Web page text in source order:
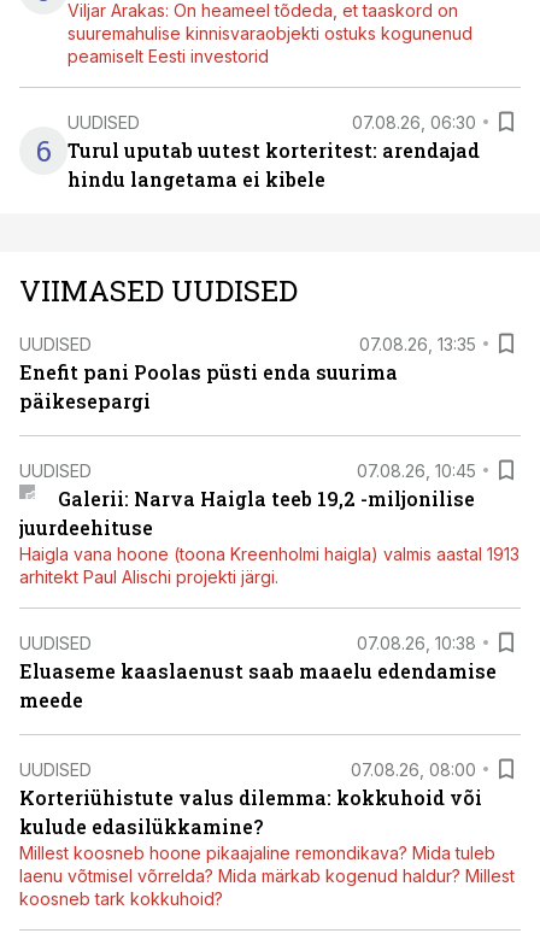
Viljar Arakas: On heameel tõdeda, et taaskord on
suuremahulise kinnisvaraobjekti ostuks kogunenud
peamiselt Eesti investorid
6
UUDISED 07.08.26, 06:30
Turul uputab uutest korteritest: arendajad
hindu langetama ei kibele
VIIMASED UUDISED
UUDISED 07.08.26, 13:35
Enefit pani Poolas püsti enda suurima
päikesepargi
UUDISED 07.08.26, 10:45
Galerii: Narva Haigla teeb 19,2 -miljonilise
juurdeehituse
Haigla vana hoone (toona Kreenholmi haigla) valmis aastal 1913
arhitekt Paul Alischi projekti järgi.
UUDISED 07.08.26, 10:38
Eluaseme kaaslaenust saab maaelu edendamise
meede
UUDISED 07.08.26, 08:00
Korteriühistute valus dilemma: kokkuhoid või
kulude edasilükkamine?
Millest koosneb hoone pikaajaline remondikava? Mida tuleb
laenu võtmisel võrrelda? Mida märkab kogenud haldur? Millest
koosneb tark kokkuhoid?